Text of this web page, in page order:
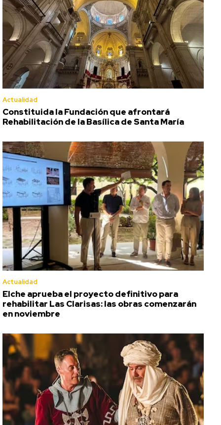
Actualidad
Constituida la Fundación que afrontará
Rehabilitación de la Basílica de Santa María
Actualidad
Elche aprueba el proyecto definitivo para
rehabilitar Las Clarisas: las obras comenzarán
en noviembre